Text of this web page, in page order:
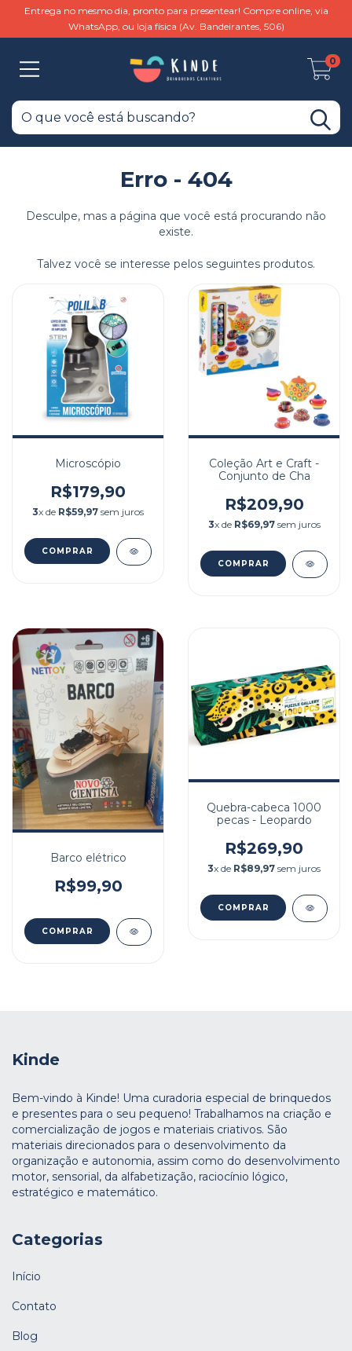
Entrega no mesmo dia, pronto para presentear! Compre online, via
WhatsApp, ou loja física (Av. Bandeirantes, 506)
0
Erro - 404
Desculpe, mas a página que você está procurando não
existe.
Talvez você se interesse pelos seguintes produtos.
Microscópio
R$179,90
3x de R$59,97 sem juros
Coleção Art e Craft -
Conjunto de Cha
R$209,90
3x de R$69,97sem juros
Barco elétrico
R$99,90
Quebra-cabeca 1000
pecas - Leopardo
R$269,90
3x de R$89,97 sem juros
Kinde
Bem-vindo à Kinde! Uma curadoria especial de brinquedos
e presentes para o seu pequeno! Trabalhamos na criação e
comercialização de jogos e materiais criativos. São
materiais direcionados para o desenvolvimento da
organização e autonomia, assim como do desenvolvimento
motor, sensorial, da alfabetização, raciocínio lógico,
estratégico e matemático.
Categorias
Início
Contato
Blog